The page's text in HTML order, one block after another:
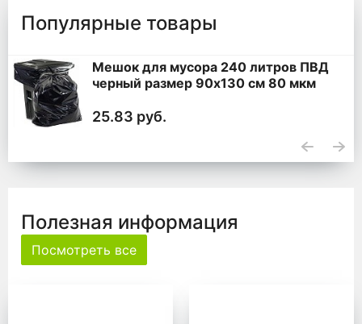
Популярные товары
Мешок для мусора 240 литров ПВД
черный размер 90x130 см 80 мкм
25.83 руб.
Полезная информация
Посмотреть все